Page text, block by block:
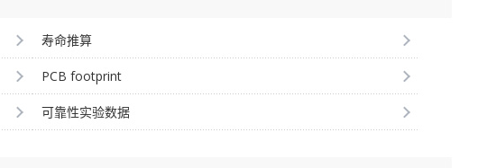
寿命推算
PCB footprint
可靠性实验数据